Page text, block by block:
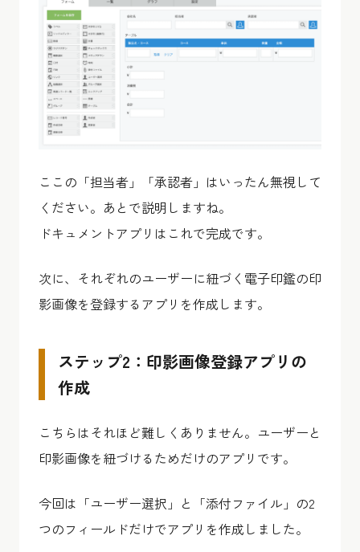
ここの「担当者」「承認者」はいったん無視して
ください。あとで説明しますね。
ドキュメントアプリはこれで完成です。
次に、それぞれのユーザーに紐づく電子印鑑の印
影画像を登録するアプリを作成します。
ステップ2：印影画像登録アプリの
作成
こちらはそれほど難しくありません。ユーザーと
印影画像を紐づけるためだけのアプリです。
今回は「ユーザー選択」と「添付ファイル」の2
つのフィールドだけでアプリを作成しました。